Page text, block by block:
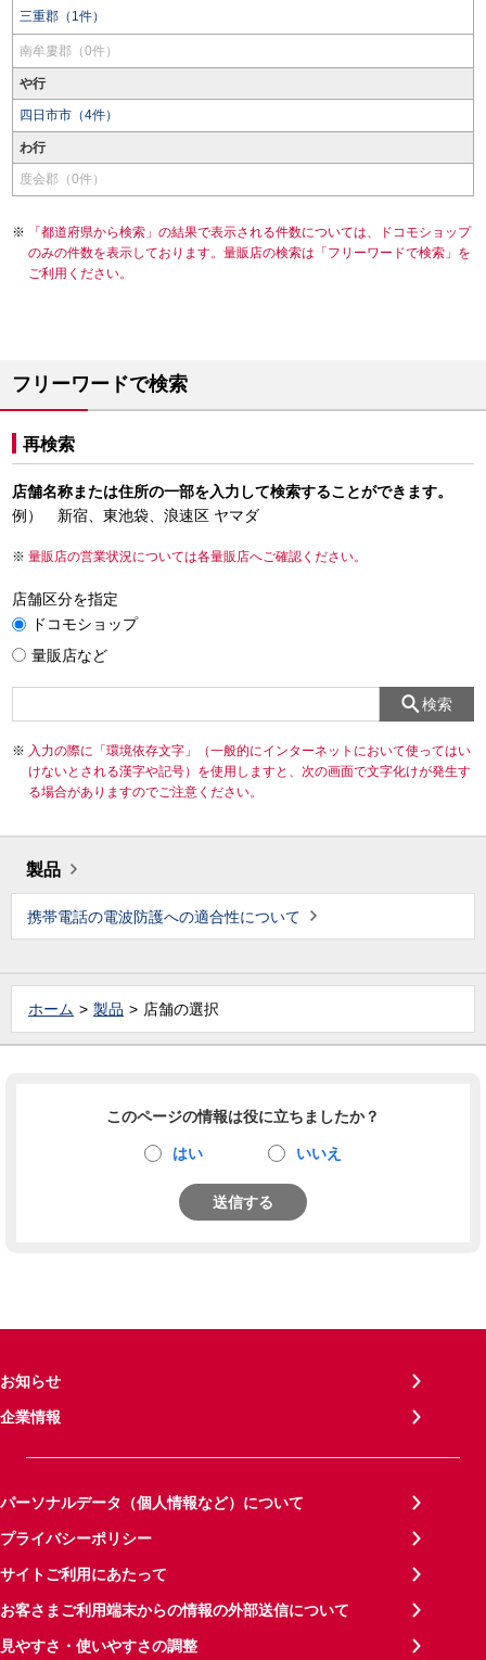
三重郡（1件）
南牟婁郡（0件）
や行
四日市市（4件）
わ行
度会郡（0件）
「都道府県から検索」の結果で表示される件数については、ドコモショップ
のみの件数を表示しております。量販店の検索は「フリーワードで検索」を
ご利用ください。
フリーワードで検索
再検索
店舗名称または住所の一部を入力して検索することができます。
例） 新宿、東池袋、浪速区 ヤマダ
量販店の営業状況については各量販店へご確認ください。
店舗区分を指定
ドコモショップ
量販店など
検索
入力の際に「環境依存文字」（一般的にインターネットにおいて使ってはい
けないとされる漢字や記号）を使用しますと、次の画面で文字化けが発生す
る場合がありますのでご注意ください。
製品
携帯電話の電波防護への適合性について
ホーム 製品 店舗の選択
このページの情報は役に立ちましたか？
はい いいえ
送信する
お知らせ
企業情報
パーソナルデータ（個人情報など）について
プライバシーポリシー
サイトご利用にあたって
お客さまご利用端末からの情報の外部送信について
見やすさ・使いやすさの調整